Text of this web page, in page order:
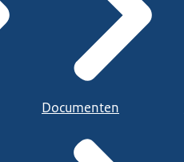
Documenten